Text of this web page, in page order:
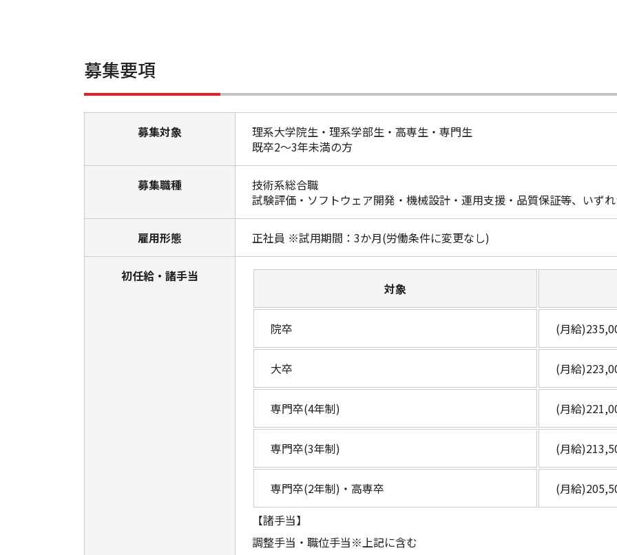
募集要項
募集対象
理系大学院生・理系学部生・高専生・専門生
既卒2～3年未満の方
募集職種
技術系総合職
試験評価・ソフトウェア開発・機械設計・運用支援・品質保証等、いずれ
雇用形態 正社員 ※試用期間：3か月(労働条件に変更なし)
初任給・諸手当
対象
院卒 (月給
大卒 (月給
専門卒(4年制) (月給
専門卒(3年制) (月給
専門卒(2年制)・高専卒
(月給
【諸手当】
調整手当・職位手当※上記に含む